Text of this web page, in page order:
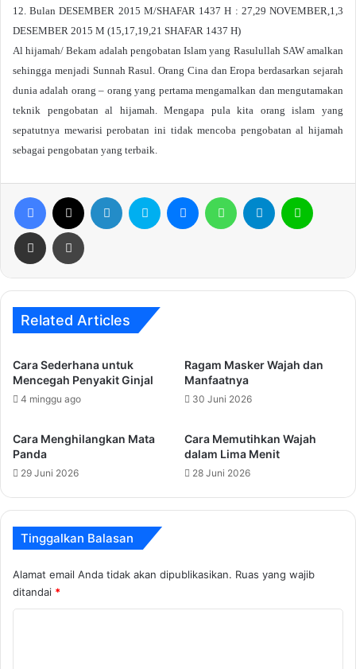
12. Bulan DESEMBER 2015 M/SHAFAR 1437 H : 27,29 NOVEMBER,1,3
DESEMBER 2015 M (15,17,19,21 SHAFAR 1437 H)
Al hijamah/ Bekam adalah pengobatan Islam yang Rasulullah SAW amalkan
sehingga menjadi Sunnah Rasul. Orang Cina dan Eropa berdasarkan sejarah
dunia adalah orang – orang yang pertama mengamalkan dan mengutamakan
teknik pengobatan al hijamah. Mengapa pula kita orang islam yang
sepatutnya mewarisi perobatan ini tidak mencoba pengobatan al hijamah
sebagai pengobatan yang terbaik.
Facebook LinkedIn Skype MessengerWhatsAppTelegram
Share via Email Print
Related Articles
Cara Sederhana untuk
Mencegah Penyakit Ginjal
4 minggu ago
Ragam Masker Wajah dan
Manfaatnya
30 Juni 2026
Cara Menghilangkan Mata
Panda
29 Juni 2026
Cara Memutihkan Wajah
dalam Lima Menit
28 Juni 2026
Tinggalkan Balasan
Alamat email Anda tidak akan dipublikasikan. Ruas yang wajib
ditandai *